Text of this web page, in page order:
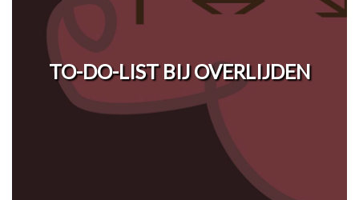
TO-DO-LIST BIJ OVERLIJDEN